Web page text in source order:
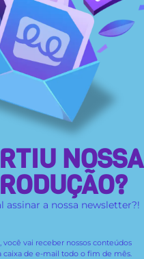
NOSSA
assinar a nossa newsletter?!
você vai receber nossos conteúdos
caixa de e-mail todo o fim de mês.